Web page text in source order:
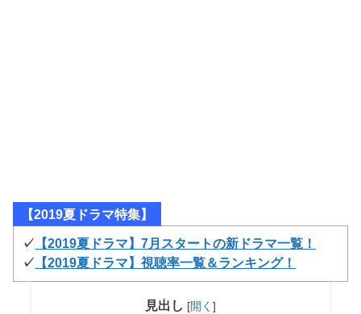
【2019夏ドラマ特集】
✓ 【2019夏ドラマ】7月スタートの新ドラマ一覧！
✓ 【2019夏ドラマ】視聴率一覧＆ランキング！
見出し [開く ]